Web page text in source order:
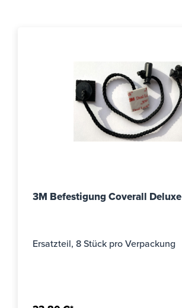
3M Befestigung Coverall Deluxe
Ersatzteil, 8 Stück pro Verpackung